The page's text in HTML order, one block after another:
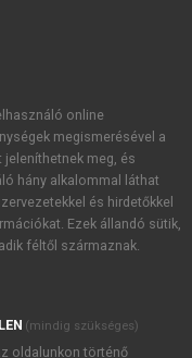
akcióiról.
újdonságairól,
tudomásul
online
megismerésével a
meg, és
hány alkalommal láthat
és hirdetőkkel
Ezek állandó sütik,
féltől származnak.
(mindig szükséges)
oldalunkon történő